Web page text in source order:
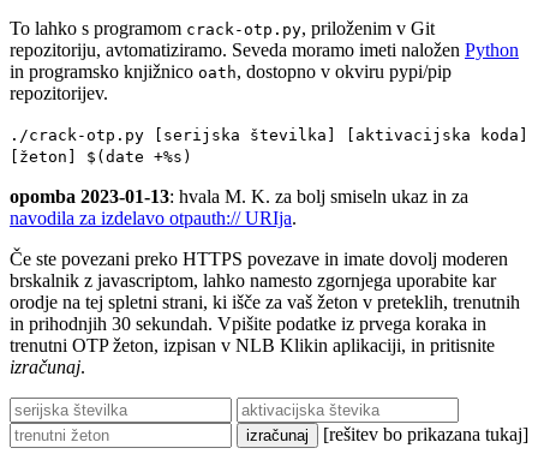
To lahko s programom crack-otp.py, priloženim v Git
repozitoriju, avtomatiziramo. Seveda moramo imeti naložen Python
in programsko knjižnico oath, dostopno v okviru pypi/pip
repozitorijev.
./crack-otp.py [serijska številka] [aktivacijska koda]
[žeton] $(date +%s)
opomba 2023-01-13: hvala M. K. za bolj smiseln ukaz in za
navodila za izdelavo otpauth:// URIja.
Če ste povezani preko HTTPS povezave in imate dovolj moderen
brskalnik z javascriptom, lahko namesto zgornjega uporabite kar
orodje na tej spletni strani, ki išče za vaš žeton v preteklih, trenutnih
in prihodnjih 30 sekundah. Vpišite podatke iz prvega koraka in
trenutni OTP žeton, izpisan v NLB Klikin aplikaciji, in pritisnite
izračunaj.
[rešitev bo prikazana tukaj]